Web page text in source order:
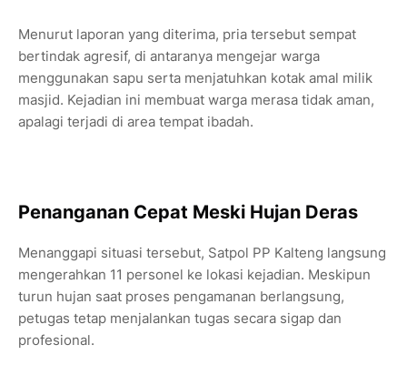
Menurut laporan yang diterima, pria tersebut sempat
bertindak agresif, di antaranya mengejar warga
menggunakan sapu serta menjatuhkan kotak amal milik
masjid. Kejadian ini membuat warga merasa tidak aman,
apalagi terjadi di area tempat ibadah.
Penanganan Cepat Meski Hujan Deras
Menanggapi situasi tersebut, Satpol PP Kalteng langsung
mengerahkan 11 personel ke lokasi kejadian. Meskipun
turun hujan saat proses pengamanan berlangsung,
petugas tetap menjalankan tugas secara sigap dan
profesional.